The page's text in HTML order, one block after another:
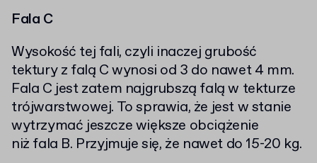
Fala C
Wysokość tej fali, czyli inaczej grubość
tektury z falą C wynosi od 3 do nawet 4 mm.
Fala C jest zatem najgrubszą falą w tekturze
trójwarstwowej. To sprawia, że jest w stanie
wytrzymać jeszcze większe obciążenie
niż fala B. Przyjmuje się, że nawet do 15-20 kg.